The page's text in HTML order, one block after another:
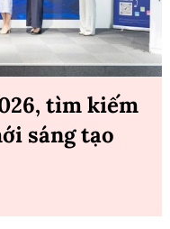
tìm kiếm
sáng tạo